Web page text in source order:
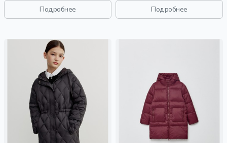
стеганые, кнопки, клапан, школа,
прорези, кулиска, воротник,
воротник-стойка, девочки, дети
Подробнее стеганые, кнопки, клапан, школа,
прорези, кулиска, воротник,
воротник-стойка, девочки, дети
Подробнее